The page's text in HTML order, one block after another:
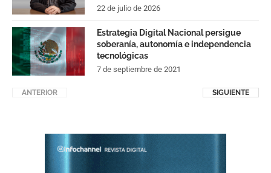
22 de julio de 2026
Estrategia Digital Nacional persigue
soberanía, autonomía e independencia
tecnológicas
7 de septiembre de 2021
ANTERIOR SIGUIENTE